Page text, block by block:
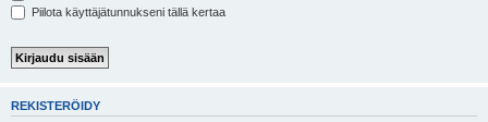
Piilota käyttäjätunnukseni tällä kertaa
REKISTERÖIDY